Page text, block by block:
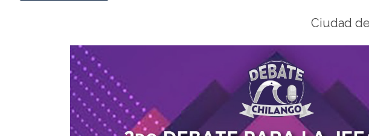
Ciudad